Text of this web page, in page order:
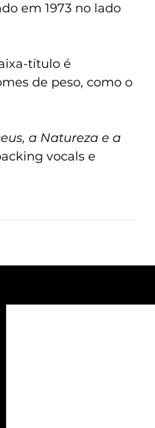
em 1973 no lado
título é
de peso, como o
a Natureza e a
vocals e